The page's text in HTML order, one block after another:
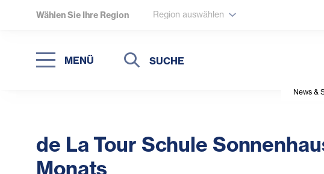
Wählen Sie Ihre Region Region auswählen
MENÜ
Suche
Suche
News &
de La Tour Schule
Monats